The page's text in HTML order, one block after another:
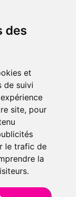
des
et
de suivi
site, pour
le trafic de
la
là rapidement
vous souhaitent de
beauté et